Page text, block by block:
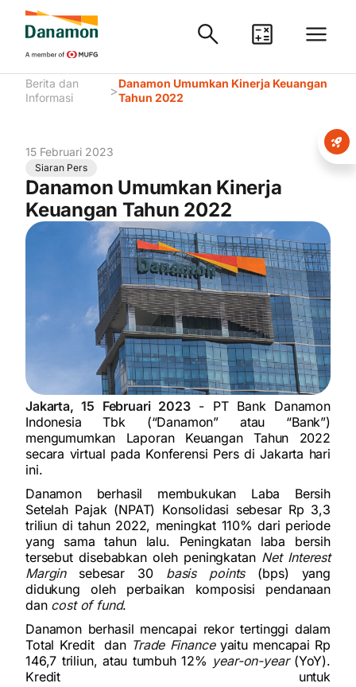
Berita dan
Informasi
>Danamon Umumkan Kinerja Keuangan
Tahun 2022
15 Februari 2023
Siaran Pers
Danamon Umumkan Kinerja
Keuangan Tahun 2022
Jakarta, 15 Februari 2023- PT Bank Danamon
Indonesia Tbk (“Danamon” atau “Bank”)
mengumumkan Laporan Keuangan Tahun 2022
secara virtual pada Konferensi Pers di Jakarta hari
ini.
Danamon berhasil membukukan Laba Bersih
Setelah Pajak (NPAT) Konsolidasi sebesar Rp 3,3
triliun di tahun 2022, meningkat 110% dari periode
yang sama tahun lalu. Peningkatan laba bersih
tersebut disebabkan oleh peningkatan Net Interest
Marginsebesar 30 basis points(bps) yang
didukung oleh perbaikan komposisi pendanaan
dan cost of fund.
Danamon berhasil mencapai rekor tertinggi dalam
Total Kredit dan Trade Financeyaitu mencapai Rp
146,7 triliun, atau tumbuh 12% year-on-year(YoY).
Kredit untuk